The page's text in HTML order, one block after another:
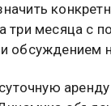
три месяца с
обсуждением